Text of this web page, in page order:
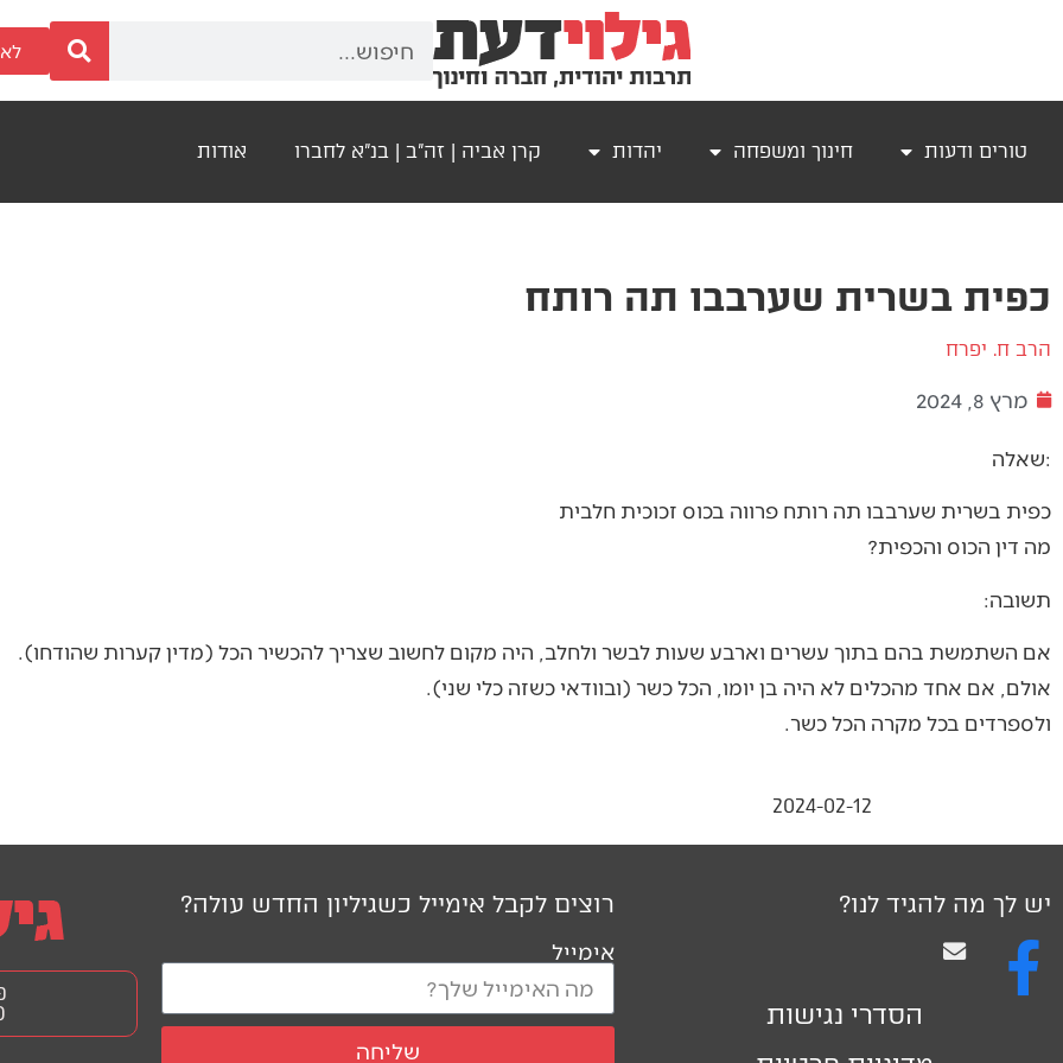
טורים ודעות חינוך ומשפחה יהדות קרן אביה | זה"ב | בנ"א לחברו אודות
כפית בשרית שערבבו תה רותח
הרב ח. יפרח
מרץ 8, 2024
שאלה:
כפית בשרית שערבבו תה רותח פרווה בכוס זכוכית חלבית
מה דין הכוס והכפית?
תשובה:
אם השתמשת בהם בתוך עשרים וארבע שעות לבשר ולחלב, היה מקום לחשוב שצריך להכשיר הכל (מדין קערות שהודחו).
אולם, אם אחד מהכלים לא היה בן יומו, הכל כשר (ובוודאי כשזה כלי שני).
ולספרדים בכל מקרה הכל כשר.
2024-02-12
יש לך מה להגיד לנו?
הסדרי נגישות
רוצים לקבל אימייל כשגיליון החדש עולה?
אימייל
שליחה